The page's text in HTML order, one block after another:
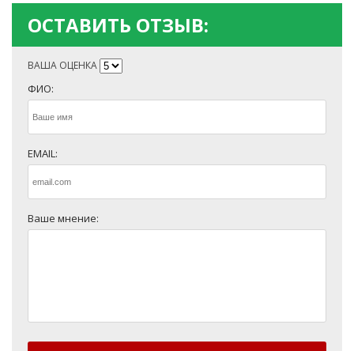
ОСТАВИТЬ ОТЗЫВ:
ВАША ОЦЕНКА
ФИО:
EMAIL:
Ваше мнение: